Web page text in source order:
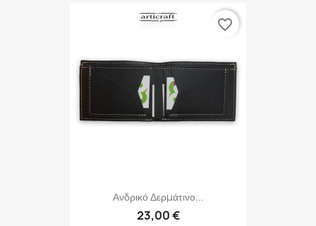
Ανδρικό Δερμάτινο...
23,00 €
favorite_border